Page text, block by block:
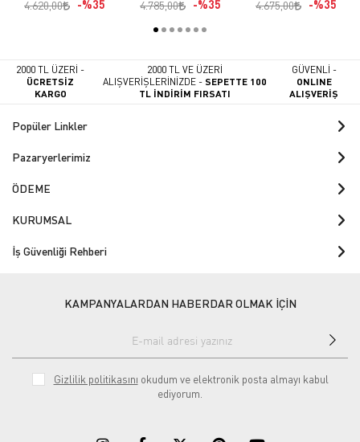
4.620,00 %35
Taban Siyah Deri
4.785,00 %35 4.675,00 %35
2000 TL ÜZERİ -
ÜCRETSİZ
KARGO
2000 TL VE ÜZERİ
ALIŞVERİŞLERİNİZDE -SEPETTE 100
TL İNDİRİM FIRSATI
GÜVENLİ -
ONLINE
ALIŞVERİŞ
Popüler Linkler
Pazaryerlerimiz
ÖDEME
KURUMSAL
İş Güvenliği Rehberi
KAMPANYALARDAN HABERDAR OLMAK İÇİN
Gizlilik politikasını okudum ve elektronik posta almayı kabul
ediyorum.